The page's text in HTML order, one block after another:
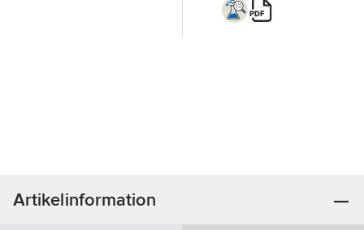
Artikelinformation